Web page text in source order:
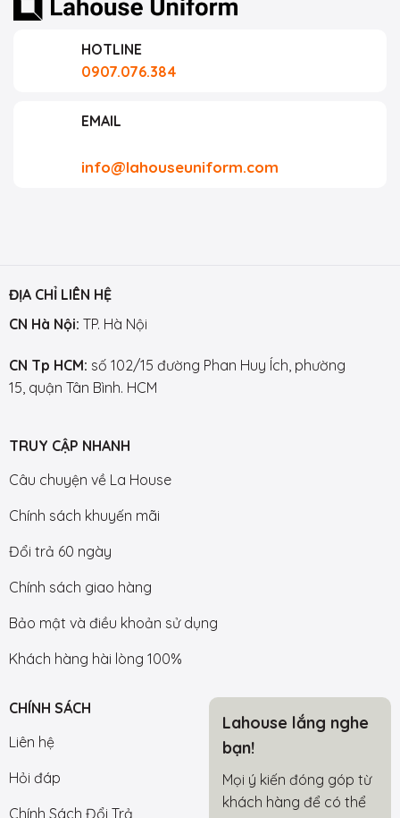
HOTLINE
0907.076.384
EMAIL
info@lahouseuniform.com
ĐỊA CHỈ LIÊN HỆ
CN Hà Nội: TP. Hà Nội
CN Tp HCM: số 102/15 đường Phan Huy Ích, phường
15, quận Tân Bình. HCM
TRUY CẬP NHANH
Câu chuyện về La House
Chính sách khuyến mãi
Đổi trả 60 ngày
Chính sách giao hàng
Bảo mật và điều khoản sử dụng
Khách hàng hài lòng 100%
CHÍNH SÁCH
Liên hệ
Hỏi đáp
Chính Sách Đổi Trả
Lahouse lắng nghe
bạn!
Mọi ý kiến đóng góp từ
khách hàng để có thể